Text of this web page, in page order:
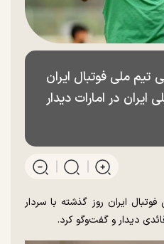
تیم ملی فوتبال ایران
ایران در امارات دیدار
ایران روز گذشته با سردار
دیدار و گفت‌و‌گو کرد.